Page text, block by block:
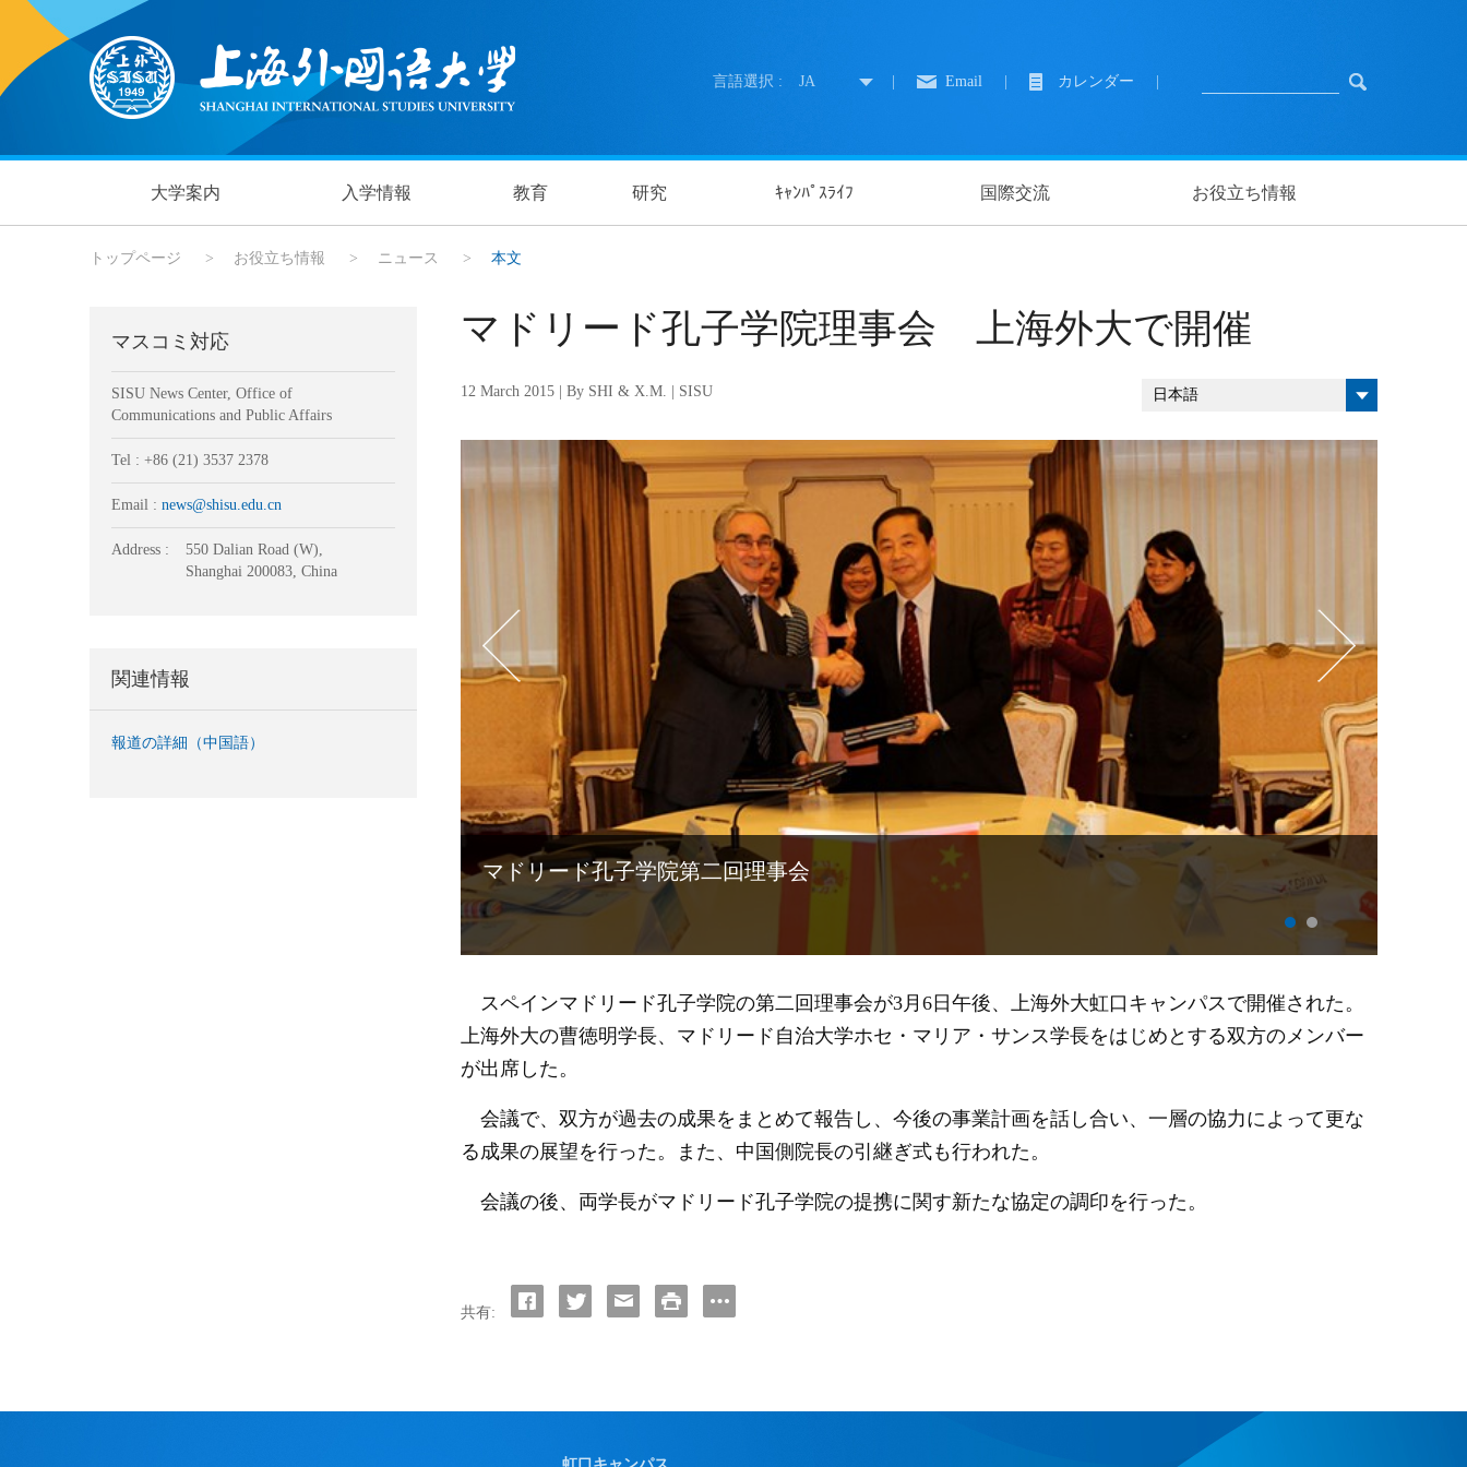
言語選択 : JA Email カレンダー
大学案内 入学情報 教育 研究 ｷｬﾝﾊﾟｽﾗｲﾌ 国際交流 お役立ち情報
トップページ > お役立ち情報 > ニュース > 本文
マスコミ対応
SISU News Center, Office of
Communications and Public Affairs
Tel : +86 (21) 3537 2378
Email : news@shisu.edu.cn
Address :
550 Dalian Road (W),
Shanghai 200083, China
関連情報
報道の詳細（中国語）
マドリード孔子学院理事会 上海外大で開催
12 March 2015 | By SHI & X.M. | SISU 日本語
マドリード孔子学院第二回理事会
スペインマドリード孔子学院の第二回理事会が3月 6 日午後、上海外大虹口キャンパスで開催された。
上海外大の曹徳明学長、マドリード自治大学ホセ・マリア・サンス学長をはじめとする双方のメンバー
が出席した。
会議で、双方が過去の成果をまとめて報告し、今後の事業計画を話し合い、一層の協力によって更な
る成果の展望を行った。また、中国側院長の引継ぎ式も行われた。
会議の後、両学長がマドリード孔子学院の提携に関す新たな協定の調印を行った。
共有: